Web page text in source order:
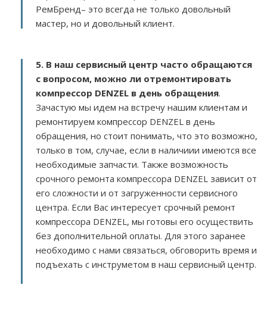
РемБренд– это всегда не только довольный
мастер, но и довольный клиент.
5. В наш сервисный центр часто обращаются
с вопросом, можно ли отремонтировать
компрессор DENZEL в день обращения.
Зачастую мы идем на встречу нашим клиентам и
ремонтируем компрессор DENZEL в день
обращения, но стоит понимать, что это возможно,
только в том, случае, если в наличиии имеются все
необходимые запчасти. Также возможность
срочного ремонта компрессора DENZEL зависит от
его сложности и от загруженности сервисного
центра. Если Вас интересует срочный ремонт
компрессора DENZEL, мы готовы его осуществить
без дополнительной оплаты. Для этого заранее
необходимо с нами связаться, обговорить время и
подъехать с инструметом в наш сервисный центр.